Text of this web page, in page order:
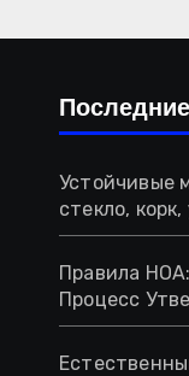
Устойчивые
стекло,
Правила
Процесс